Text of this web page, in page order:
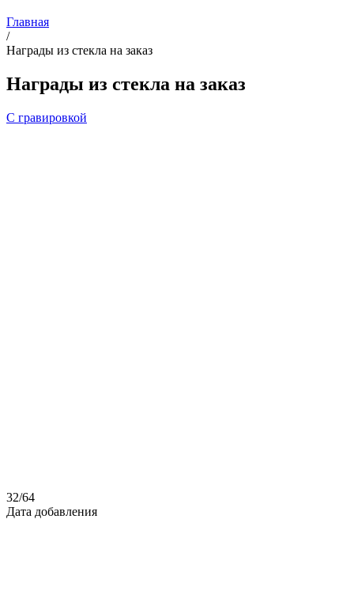
Главная
/
Награды из стекла на заказ
Награды из стекла на заказ
С гравировкой
32/64
Дата добавления